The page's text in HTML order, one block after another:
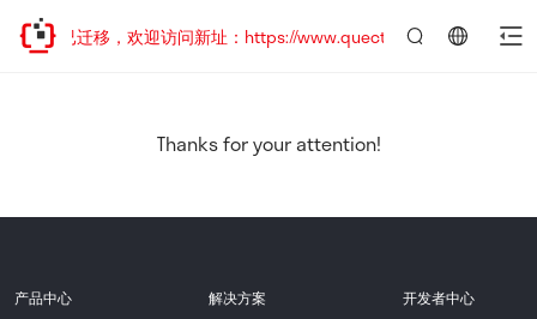
站地址已迁移，欢迎访问新址：https://www.quectel.com.cn
Thanks for your attention!
产品中心 解决方案 开发者中心